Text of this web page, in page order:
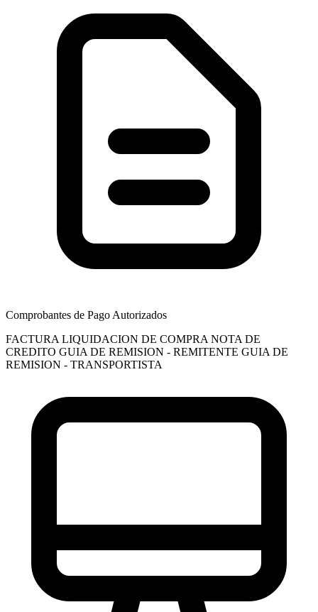
Comprobantes de Pago Autorizados
FACTURA LIQUIDACION DE COMPRA NOTA DE
CREDITO GUIA DE REMISION - REMITENTE GUIA DE
REMISION - TRANSPORTISTA